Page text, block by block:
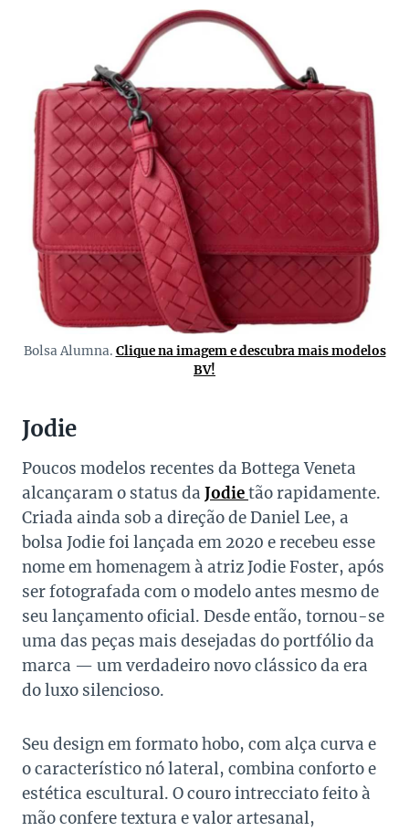
Bolsa Alumna. Clique na imagem e descubra mais modelos
BV!
Jodie
Poucos modelos recentes da Bottega Veneta
alcançaram o status da Jodietão rapidamente.
Criada ainda sob a direção de Daniel Lee, a
bolsa Jodie foi lançada em 2020 e recebeu esse
nome em homenagem à atriz Jodie Foster, após
ser fotografada com o modelo antes mesmo de
seu lançamento oficial. Desde então, tornou-se
uma das peças mais desejadas do portfólio da
marca — um verdadeiro novo clássico da era
do luxo silencioso.
Seu design em formato hobo, com alça curva e
o característico nó lateral, combina conforto e
estética escultural. O couro intrecciato feito à
mão confere textura e valor artesanal,